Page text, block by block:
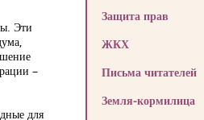
Эти
–
для
Защита прав
ЖКХ
Письма читателей
Земля-кормилица